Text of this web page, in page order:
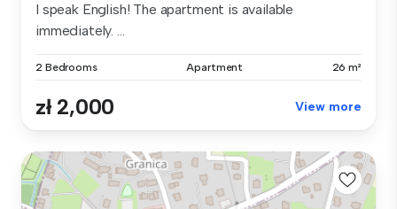
I speak English! The apartment is available
immediately. ...
2 Bedrooms Apartment 26 m²
zł 2,000 View more